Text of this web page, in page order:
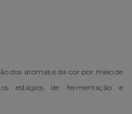
dos aromas e da cor por meio de
estágios de fermentação e